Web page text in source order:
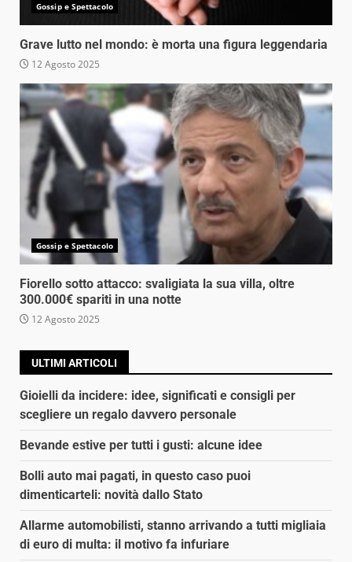
Gossip e Spettacolo
Grave lutto nel mondo: è morta una figura leggendaria
12 Agosto 2025
Gossip e Spettacolo
Fiorello sotto attacco: svaligiata la sua villa, oltre
300.000€ spariti in una notte
12 Agosto 2025
ULTIMI ARTICOLI
Gioielli da incidere: idee, significati e consigli per
scegliere un regalo davvero personale
Bevande estive per tutti i gusti: alcune idee
Bolli auto mai pagati, in questo caso puoi
dimenticarteli: novità dallo Stato
Allarme automobilisti, stanno arrivando a tutti migliaia
di euro di multa: il motivo fa infuriare